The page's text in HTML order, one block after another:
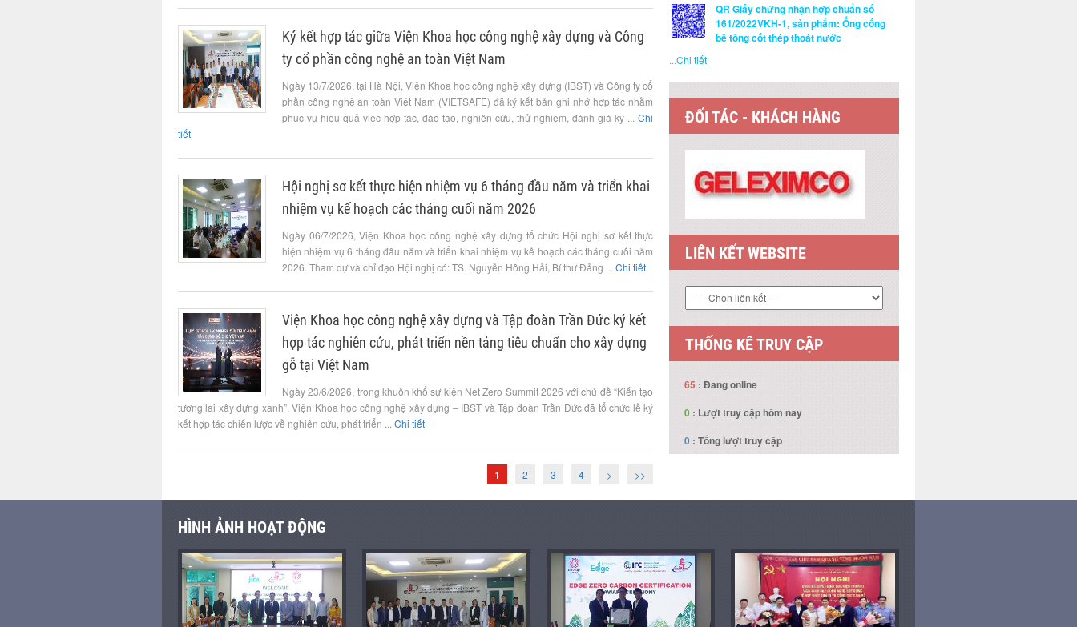
Ký kết hợp tác giữa Viện Khoa học công nghệ xây dựng và Công
ty cổ phần công nghệ an toàn Việt Nam
Ngày 13/7/2026, tại Hà Nội, Viện Khoa học công nghệ xây dựng (IBST) và Công ty cổ
phần công nghệ an toàn Việt Nam (VIETSAFE) đã ký kết bản ghi nhớ hợp tác nhằm
phục vụ hiệu quả việc hợp tác, đào tạo, nghiên cứu, thử nghiệm, đánh giá kỹ ...Chi
tiết
Hội nghị sơ kết thực hiện nhiệm vụ 6 tháng đầu năm và triển khai
nhiệm vụ kế hoạch các tháng cuối năm 2026
Ngày 06/7/2026, Viện Khoa học công nghệ xây dựng tổ chức Hội nghị sơ kết thực
hiện nhiệm vụ 6 tháng đầu năm và triển khai nhiệm vụ kế hoạch các tháng cuối năm
2026. Tham dự và chỉ đạo Hội nghị có: TS. Nguyễn Hồng Hải, Bí thư Đảng ... Chi tiết
Viện Khoa học công nghệ xây dựng và Tập đoàn Trần Đức ký kết
hợp tác nghiên cứu, phát triển nền tảng tiêu chuẩn cho xây dựng
gỗ tại Việt Nam
Ngày 23/6/2026, trong khuôn khổ sự kiện Net Zero Summit 2026 với chủ đề “Kiến tạo
tương lai xây dựng xanh”, Viện Khoa học công nghệ xây dựng – IBST và Tập đoàn Trần Đức đã tổ chức lễ ký
kết hợp tác chiến lược về nghiên cứu, phát triển ... Chi tiết
1 2 3 4 > >>
QR Giấy chứng nhận hợp chuẩn số
161/2022VKH-1, sản phẩm: Ống cống
bê tông cốt thép thoát nước
...Chi tiết
ĐỐI TÁC - KHÁCH HÀNG
LIÊN KẾT WEBSITE
THỐNG KÊ TRUY CẬP
65 : Đang online
0: Tổng lượt truy cập
HÌNH ẢNH HOẠT ĐỘNG